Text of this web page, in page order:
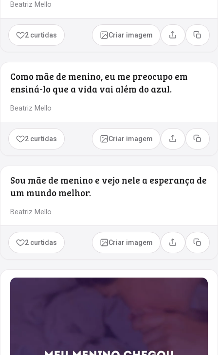
Beatriz Mello
2 curtidas Criar imagem Compartilhar
Copiar
Como mãe de menino, eu me preocupo em
ensiná-lo que a vida vai além do azul.
Beatriz Mello
2 curtidas Criar imagem Compartilhar
Copiar
Sou mãe de menino e vejo nele a esperança de
um mundo melhor.
Beatriz Mello
2 curtidas Criar imagem Compartilhar
Copiar